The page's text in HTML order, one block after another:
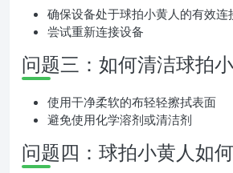
确保设备处于球拍小黄人的有效连
尝试重新连接设备
问题三：如何清洁球拍
使用干净柔软的布轻轻擦拭表面
避免使用化学溶剂或清洁剂
问题四：球拍小黄人如